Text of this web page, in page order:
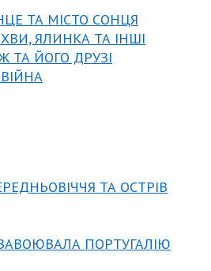
ТА МІСТО СОНЦЯ
ЯЛИНКА ТА ІНШІ
ТА ЙОГО ДРУЗІ
ТА ОСТРІВ
ПОРТУГАЛІЮ